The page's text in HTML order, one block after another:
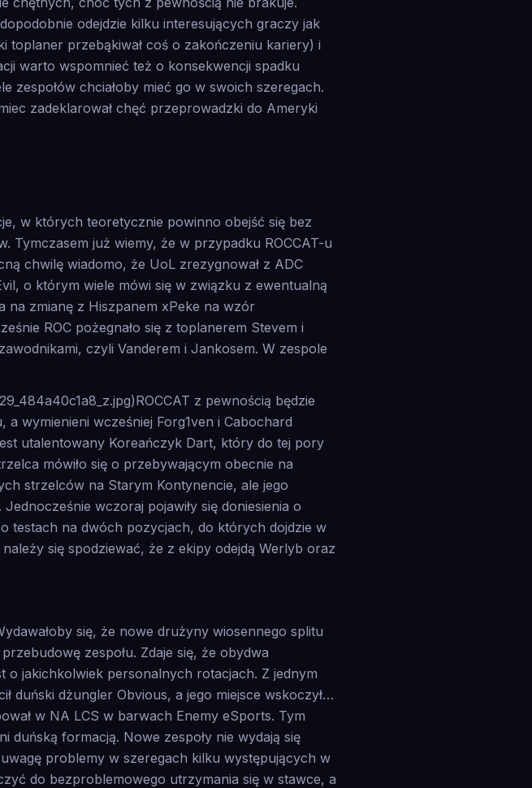
odejdzie kilku interesujących graczy jak
toplaner przebąkiwał coś o zakończeniu kariery) i
warto wspomnieć też o konsekwencji spadku
zespołów chciałoby mieć go w swoich szeregach.
zadeklarował chęć przeprowadzki do Ameryki
w których teoretycznie powinno obejść się bez
Tymczasem już wiemy, że w przypadku ROCCAT-u
chwilę wiadomo, że UoL zrezygnował z ADC
o którym wiele mówi się w związku z ewentualną
na zmianę z Hiszpanem xPeke na wzór
ROC pożegnało się z toplanerem Stevem i
czyli Vanderem i Jankosem. W zespole
z pewnością będzie
wymienieni wcześniej Forg1ven i Cabochard
utalentowany Koreańczyk Dart, który do tej pory
mówiło się o przebywającym obecnie na
strzelców na Starym Kontynencie, ale jego
wczoraj pojawiły się doniesienia o
testach na dwóch pozycjach, do których dojdzie w
się spodziewać, że z ekipy odejdą Werlyb oraz
się, że nowe drużyny wiosennego splitu
zespołu. Zdaje się, że obydwa
o jakichkolwiek personalnych rotacjach. Z jednym
duński dżungler Obvious, a jego miejsce wskoczył…
w NA LCS w barwach Enemy eSports. Tym
duńską formacją. Nowe zespoły nie wydają się
problemy w szeregach kilku występujących w
do bezproblemowego utrzymania się w stawce, a